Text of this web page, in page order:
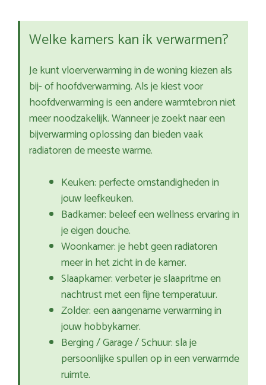
Welke kamers kan ik verwarmen?
Je kunt vloerverwarming in de woning kiezen als
bij- of hoofdverwarming. Als je kiest voor
hoofdverwarming is een andere warmtebron niet
meer noodzakelijk. Wanneer je zoekt naar een
bijverwarming oplossing dan bieden vaak
radiatoren de meeste warme.
Keuken: perfecte omstandigheden in
jouw leefkeuken.
Badkamer: beleef een wellness ervaring in
je eigen douche.
Woonkamer: je hebt geen radiatoren
meer in het zicht in de kamer.
Slaapkamer: verbeter je slaapritme en
nachtrust met een fijne temperatuur.
Zolder: een aangename verwarming in
jouw hobbykamer.
Berging / Garage / Schuur: sla je
persoonlijke spullen op in een verwarmde
ruimte.